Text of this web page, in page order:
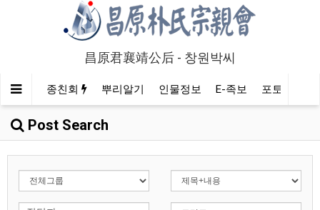
昌原君襄靖公后 - 창원박씨
종친회 뿌리알기 인물정보 E-족보 포토/영상
Post Search